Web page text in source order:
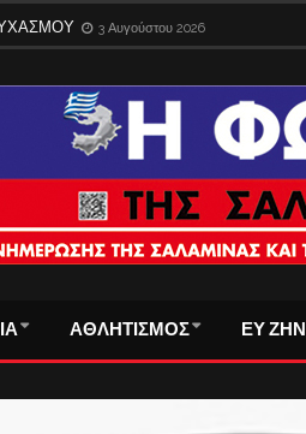
ΔΕΝ ΑΝΤΕΧΕΙ ΑΛΛΗ ΥΠΟΒΑΘΜΙΣΗ
ΑΘΛΗΤΙΣΜΟΣ ΕΥ ΖΗΝ